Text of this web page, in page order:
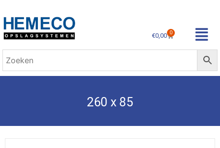
€0,00 0
260 x 85